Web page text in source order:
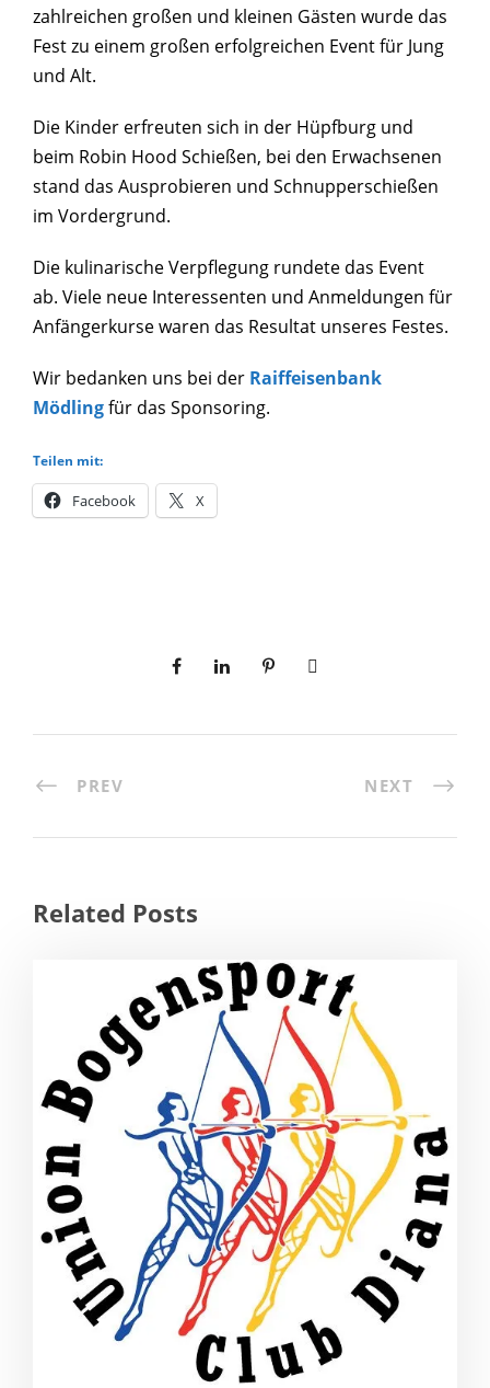
zahlreichen großen und kleinen Gästen wurde das
Fest zu einem großen erfolgreichen Event für Jung
und Alt.
Die Kinder erfreuten sich in der Hüpfburg und
beim Robin Hood Schießen, bei den Erwachsenen
stand das Ausprobieren und Schnupperschießen
im Vordergrund.
Die kulinarische Verpflegung rundete das Event
ab. Viele neue Interessenten und Anmeldungen für
Anfängerkurse waren das Resultat unseres Festes.
Wir bedanken uns bei der Raiffeisenbank
Mödlingfür das Sponsoring.
Teilen mit:
Facebook X
PREV NEXT
Related Posts